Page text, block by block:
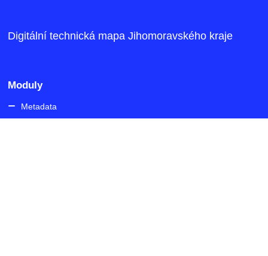
Digitální technická mapa Jihomoravského kraje
Moduly
Metadata